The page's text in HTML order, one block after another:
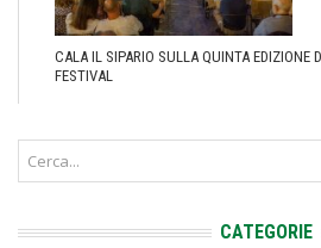
CALA IL SIPARIO SULLA QUINTA EDIZIONE
FESTIVAL
CATEGORIE